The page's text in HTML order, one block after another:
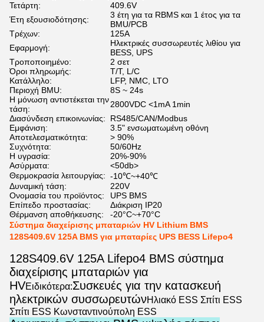
Τετάρτη:
409.6V
Έτη εξουσιοδότησης:
3 έτη για τα RBMS και 1 έτος για τα
BMU/PCB
Τρέχων:
125Α
Εφαρμογή:
Ηλεκτρικές συσσωρευτές λιθίου για
BESS, UPS
Τροποποιημένο:
2 σετ
Όροι πληρωμής:
T/T, L/C
Κατάλληλο:
LFP, NMC, LTO
Περιοχή BMU:
8S ~ 24s
Η μόνωση αντιστέκεται την
τάση:
2800VDC <1mA 1min
Διασύνδεση επικοινωνίας:
RS485/CAN/Modbus
Εμφάνιση:
3.5" ενσωματωμένη οθόνη
Αποτελεσματικότητα:
> 90%
Συχνότητα:
50/60Hz
Η υγρασία:
20%-90%
Ασύρματα:
<50db>
Θερμοκρασία λειτουργίας: -10℃~+40℃
Δυναμική τάση:
220V
Ονομασία του προϊόντος:
UPS BMS
Επίπεδο προστασίας:
Διάκριση IP20
Θέρμανση αποθήκευσης:
-20°C~+70°C
Σύστημα διαχείρισης μπαταριών HV Lithium BMS
128S409.6V 125A BMS για μπαταρίες UPS BESS Lifepo4
128S409.6V 125A Lifepo4 BMS σύστημα
διαχείρισης μπαταριών για
HVΕιδικότερα:Συσκευές για την κατασκευή
ηλεκτρικών συσσωρευτώνΗλιακό ESS Σπίτι ESS
Σπίτι ESS Κωνσταντινούπολη ESS